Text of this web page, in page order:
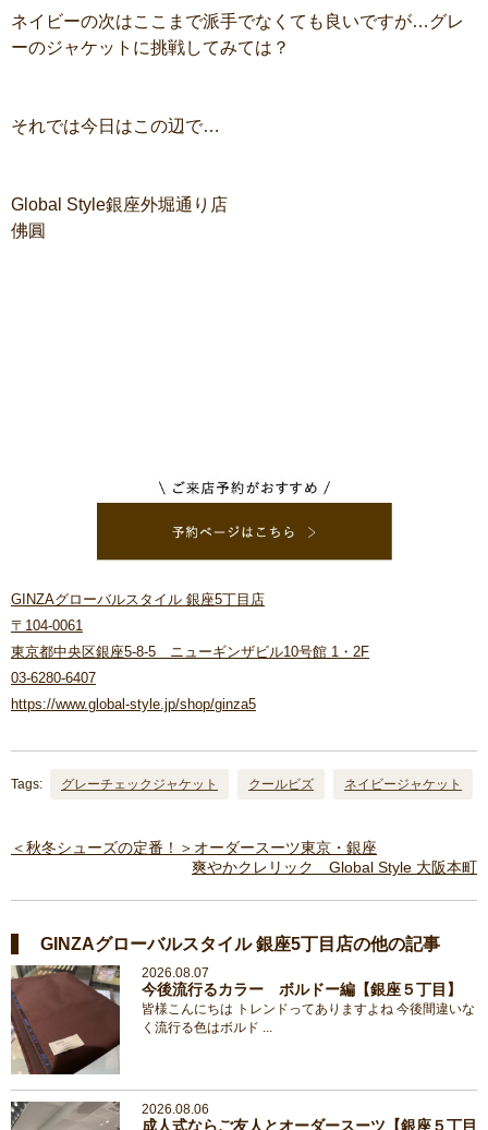
ネイビーの次はここまで派手でなくても良いですが…グレ
ーのジャケットに挑戦してみては？
それでは今日はこの辺で…
Global Style銀座外堀通り店
佛圓
GINZAグローバルスタイル 銀座5丁目店
〒104-0061
東京都中央区銀座5-8-5 ニューギンザビル10号館 1・2F
03-6280-6407
https://www.global-style.jp/shop/ginza5
Tags: グレーチェックジャケット クールビズ ネイビージャケット
＜秋冬シューズの定番！＞オーダースーツ東京・銀座
爽やかクレリック Global Style 大阪本町
GINZAグローバルスタイル 銀座5丁目店の他の記事
2026.08.07
今後流行るカラー ボルドー編【銀座５丁目】
皆様こんにちは トレンドってありますよね 今後間違いな
く流行る色はボルド ...
2026.08.06
成人式ならご友人とオーダースーツ【銀座５丁目